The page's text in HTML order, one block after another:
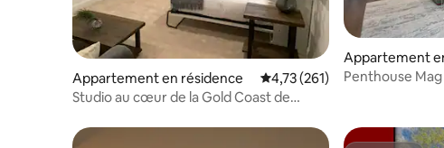
Appartement en résidence Évaluation moyenne sur la
4,73 (261)
Studio au cœur de la Gold Coast de
Appartement
Chicago
Penthouse Mag